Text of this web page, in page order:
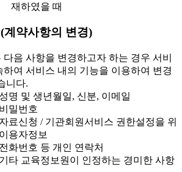
재하였을 때
계약사항의 변경)
다음 사항을 변경하고자 하는 경우 서비
하여 서비스 내의 기능을 이용하여 변경
니다.
명 및 생년월일, 신분, 이메일
밀번호
료신청 / 기관회원서비스 권한설정을 위
용자정보
화번호 등 개인 연락처
타 교육정보원이 인정하는 경미한 사항